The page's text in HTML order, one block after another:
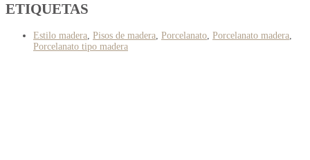
ETIQUETAS
Estilo madera Pisos de madera Porcelanato Porcelanato madera
Porcelanato tipo madera